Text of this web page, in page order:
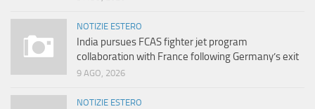
NOTIZIE ESTERO
India pursues FCAS fighter jet program
collaboration with France following Germany’s exit
9 AGO, 2026
NOTIZIE ESTERO